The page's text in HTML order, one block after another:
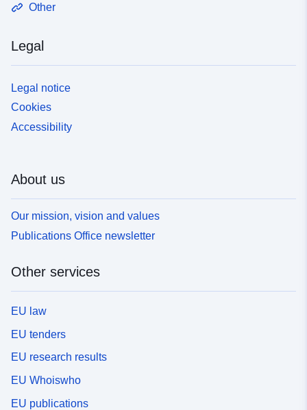
Other
Legal
Legal notice
Cookies
Accessibility
About us
Our mission, vision and values
Publications Office newsletter
Other services
EU law
EU tenders
EU research results
EU Whoiswho
EU publications